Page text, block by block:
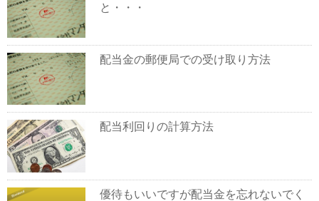
と・・・
配当金の郵便局での受け取り方法
配当利回りの計算方法
優待もいいですが配当金を忘れないでく